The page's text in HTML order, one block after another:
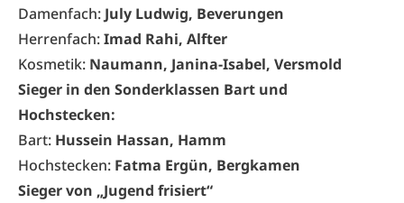
Damenfach: July Ludwig, Beverungen
Herrenfach:Imad Rahi, Alfter
Kosmetik: Naumann, Janina-Isabel, Versmold
Sieger in den Sonderklassen Bart und
Hochstecken:
Bart: Hussein Hassan, Hamm
Hochstecken: Fatma Ergün, Bergkamen
Sieger von „Jugend frisiert“